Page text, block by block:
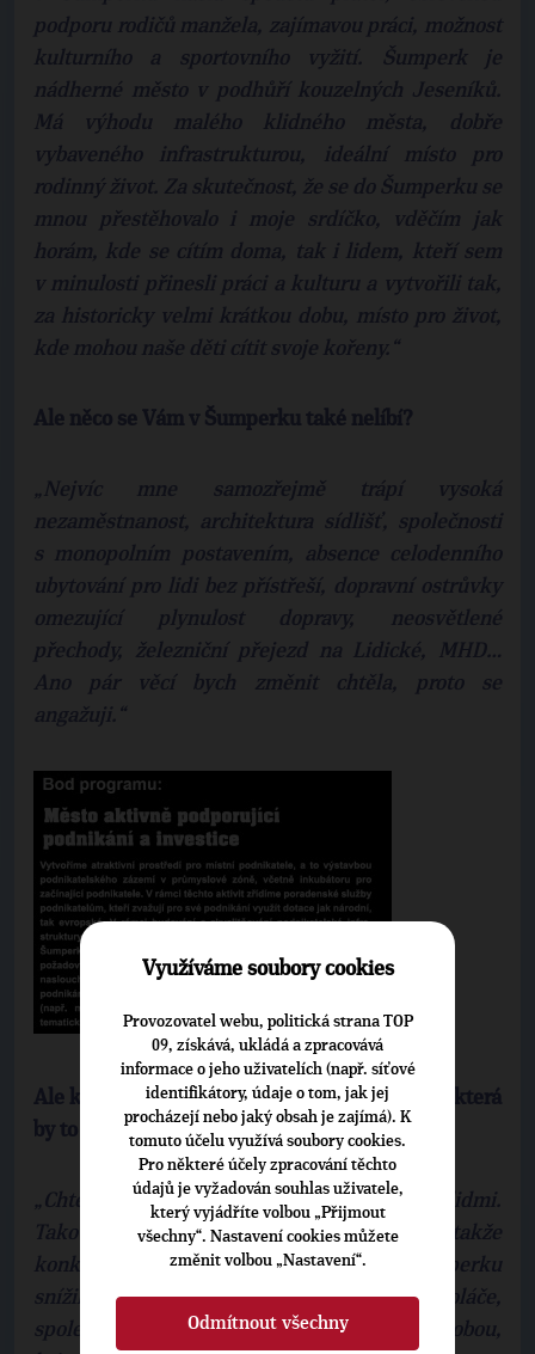
podporu rodičů manžela, zajímavou práci, možnost
kulturního a sportovního vyžití. Šumperk je
nádherné město v podhůří kouzelných Jeseníků.
Má výhodu malého klidného města, dobře
vybaveného infrastrukturou, ideální místo pro
rodinný život. Za skutečnost, že se do Šumperku se
mnou přestěhovalo i moje srdíčko, vděčím jak
horám, kde se cítím doma, tak i lidem, kteří sem
v minulosti přinesli práci a kulturu a vytvořili tak,
za historicky velmi krátkou dobu, místo pro život,
kde mohou naše děti cítit svoje kořeny.“
Ale něco se Vám v Šumperku také nelíbí?
„Nejvíc mne samozřejmě trápí vysoká
nezaměstnanost, architektura sídlišť, společnosti
s monopolním postavením, absence celodenního
ubytování pro lidi bez přístřeší, dopravní ostrůvky
omezující plynulost dopravy, neosvětlené
přechody, železniční přejezd na Lidické, MHD…
Ano pár věcí bych změnit chtěla, proto se
angažuji.“
Ale kdybyste měla moc změnit jen jednu věc, která
by to byla?
„Chtěla bych odstranit závist a nenávist mezi lidmi.
Takovou moc ale nikdy mít nebudu, takže
konkrétně. Udělám vše pro to, aby se v Šumperku
snížila nezaměstnanost. Bez práce nejsou koláče,
společnost bez práce zápasí s chudobou,
Využíváme soubory cookies
Provozovatel webu, politická strana TOP
09, získává, ukládá a zpracovává
informace o jeho uživatelích (např. síťové
identifikátory, údaje o tom, jak jej
procházejí nebo jaký obsah je zajímá). K
tomuto účelu využívá soubory cookies.
Pro některé účely zpracování těchto
údajů je vyžadován souhlas uživatele,
který vyjádříte volbou „Přijmout
všechny“. Nastavení cookies můžete
změnit volbou „Nastavení“.
Odmítnout všechny